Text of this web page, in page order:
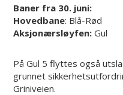
Baner fra 30. juni:
Hovedbane: Blå-Rød
Aksjonærsløyfen: Gul
På Gul 5 flyttes også
grunnet
Griniveien.